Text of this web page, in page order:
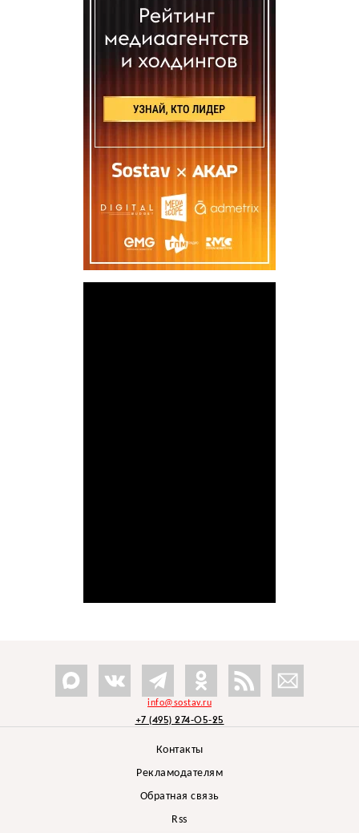
info@sostav.ru
+7 (495) 274-05-25
Контакты
Рекламодателям
Обратная связь
Rss